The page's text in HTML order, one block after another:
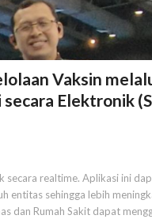
Vaksin
Elektronik
secara realtime. Aplikasi ini
entitas sehingga lebih
dan Rumah Sakit dapat